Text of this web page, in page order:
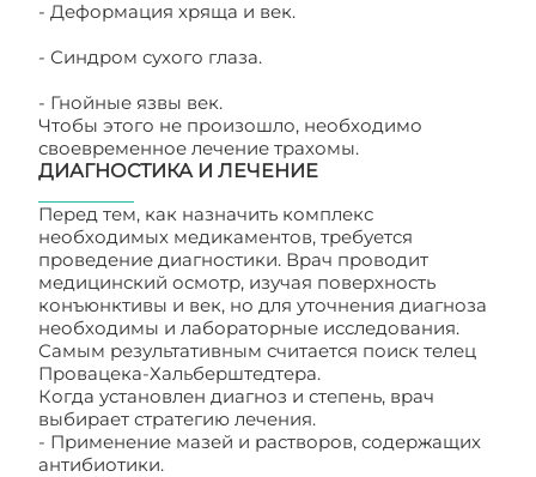
- Деформация хряща и век.
- Синдром сухого глаза.
- Гнойные язвы век.
Чтобы этого не произошло, необходимо
своевременное лечение трахомы.
ДИАГНОСТИКА И ЛЕЧЕНИЕ
Перед тем, как назначить комплекс
необходимых медикаментов, требуется
проведение диагностики. Врач проводит
медицинский осмотр, изучая поверхность
конъюнктивы и век, но для уточнения диагноза
необходимы и лабораторные исследования.
Самым результативным считается поиск телец
Провацека-Хальберштедтера.
Когда установлен диагноз и степень, врач
выбирает стратегию лечения.
- Применение мазей и растворов, содержащих
антибиотики.